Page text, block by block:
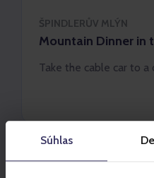
Súhlas
ŠPINDLERŮV MLÝN
Mountain Dinner in
Take the cable car to a